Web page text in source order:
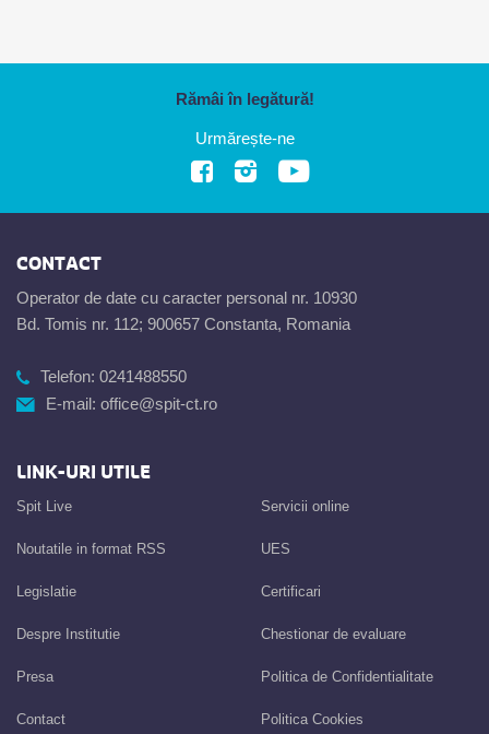
Rămâi în legătură!
Urmărește-ne
CONTACT
Operator de date cu caracter personal nr. 10930
Bd. Tomis nr. 112; 900657 Constanta, Romania
Telefon: 0241488550
E-mail: office@spit-ct.ro
LINK-URI UTILE
Spit Live
Noutatile in format RSS
Legislatie
Despre Institutie
Presa
Contact
Servicii online
UES
Certificari
Chestionar de evaluare
Politica de Confidentialitate
Politica Cookies